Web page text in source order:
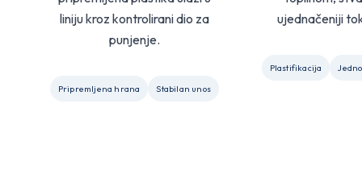
liniju kroz kontrolirani dio za
punjenje.
Pripremljena hrana Stabilan unos
ujednačeniji
Plastifikacija